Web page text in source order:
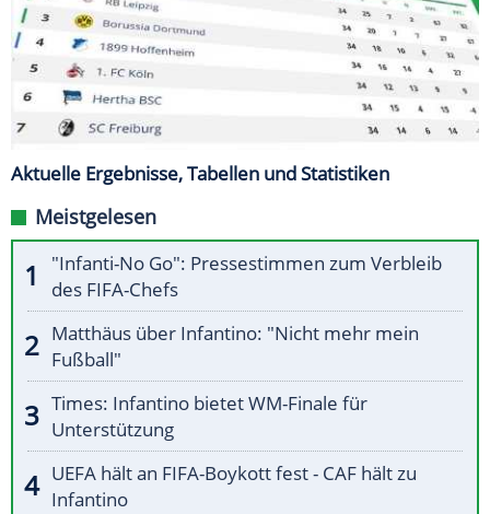
Aktuelle Ergebnisse, Tabellen und Statistiken
Meistgelesen
"Infanti-No Go": Pressestimmen zum Verbleib
des FIFA-Chefs
Matthäus über Infantino: "Nicht mehr mein
Fußball"
Times: Infantino bietet WM-Finale für
Unterstützung
UEFA hält an FIFA-Boykott fest - CAF hält zu
Infantino